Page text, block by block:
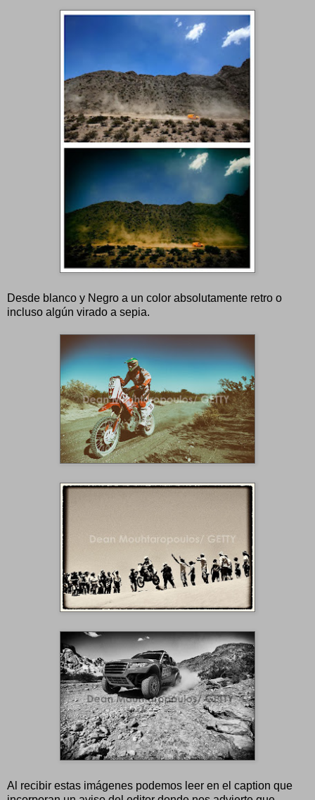
Desde blanco y Negro a un color absolutamente retro o
incluso algún virado a sepia.
Al recibir estas imágenes podemos leer en el caption que